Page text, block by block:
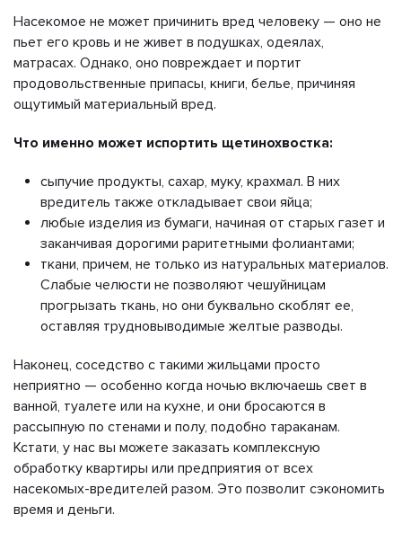
Насекомое не может причинить вред человеку — оно не
пьет его кровь и не живет в подушках, одеялах,
матрасах. Однако, оно повреждает и портит
продовольственные припасы, книги, белье, причиняя
ощутимый материальный вред.
Что именно может испортить щетинохвостка:
сыпучие продукты, сахар, муку, крахмал. В них
вредитель также откладывает свои яйца;
любые изделия из бумаги, начиная от старых газет и
заканчивая дорогими раритетными фолиантами;
ткани, причем, не только из натуральных материалов.
Слабые челюсти не позволяют чешуйницам
прогрызать ткань, но они буквально скоблят ее,
оставляя трудновыводимые желтые разводы.
Наконец, соседство с такими жильцами просто
неприятно — особенно когда ночью включаешь свет в
ванной, туалете или на кухне, и они бросаются в
рассыпную по стенами и полу, подобно тараканам.
Кстати, у нас вы можете заказать комплексную
обработку квартиры или предприятия от всех
насекомых-вредителей разом. Это позволит сэкономить
время и деньги.